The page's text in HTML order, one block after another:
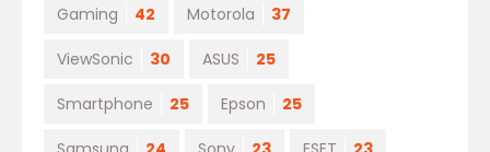
Gaming 42 Motorola 37
ViewSonic 30 ASUS 25
Smartphone 25 Epson 25